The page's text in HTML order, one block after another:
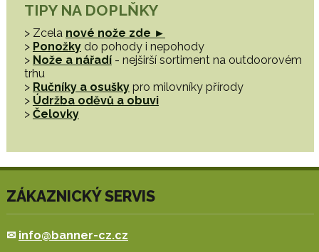
TIPY NA DOPLŇKY
> Zcela nové nože zde ►
> Ponožkydo pohody i nepohody
> Nože a nářadí- nejširší sortiment na outdoorovém
trhu
> Ručníky a osušky pro milovníky přírody
> Údržba oděvů a obuvi
> Čelovky
ZÁKAZNICKÝ SERVIS
✉ info@banner-cz.cz